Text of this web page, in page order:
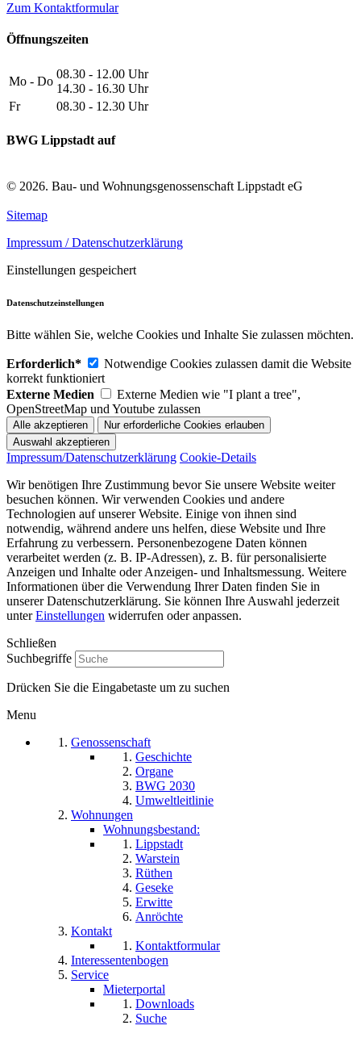
Zum Kontaktformular
Öffnungszeiten
Mo - Do
08.30 - 12.00 Uhr
14.30 - 16.30 Uhr
Fr
08.30 - 12.30 Uhr
BWG Lippstadt auf
© 2026. Bau- und Wohnungsgenossenschaft Lippstadt eG
Sitemap
Impressum / Datenschutzerklärung
Einstellungen gespeichert
Datenschutzeinstellungen
Bitte wählen Sie, welche Cookies und Inhalte Sie zulassen möchten.
Erforderlich*
Notwendige Cookies zulassen damit die Website
korrekt funktioniert
Externe Medien
Externe Medien wie "I plant a tree",
OpenStreetMap und Youtube zulassen
Impressum/Datenschutzerklärung Cookie-Details
Wir benötigen Ihre Zustimmung bevor Sie unsere Website weiter
besuchen können. Wir verwenden Cookies und andere
Technologien auf unserer Website. Einige von ihnen sind
notwendig, während andere uns helfen, diese Website und Ihre
Erfahrung zu verbessern. Personenbezogene Daten können
verarbeitet werden (z. B. IP-Adressen), z. B. für personalisierte
Anzeigen und Inhalte oder Anzeigen- und Inhaltsmessung. Weitere
Informationen über die Verwendung Ihrer Daten finden Sie in
unserer Datenschutzerklärung. Sie können Ihre Auswahl jederzeit
unterEinstellungen widerrufen oder anpassen.
Schließen
Suchbegriffe
Drücken Sie die Eingabetaste um zu suchen
Menu
Genossenschaft
Geschichte
Organe
BWG 2030
Umweltleitlinie
Wohnungen
Wohnungsbestand:
Lippstadt
Warstein
Rüthen
Geseke
Erwitte
Anröchte
Kontakt
Kontaktformular
Interessentenbogen
Service
Mieterportal
Downloads
Suche